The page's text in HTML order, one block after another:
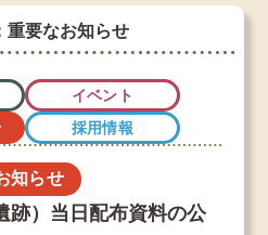
重要なお知らせ
イベント
採用情報
知らせ
跡）当日配布資料の公